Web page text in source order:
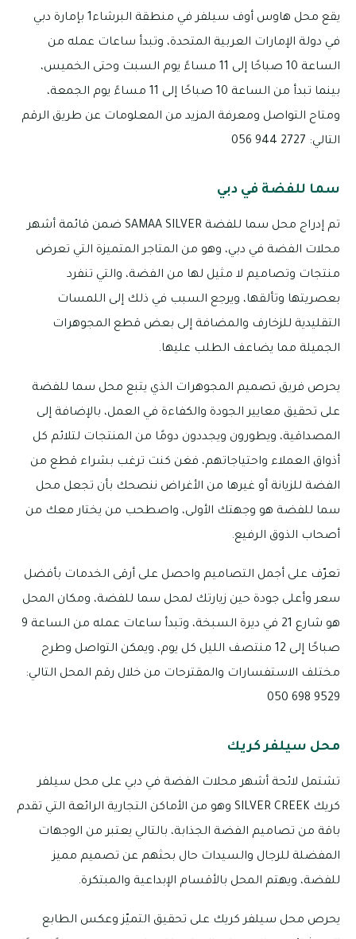
يقع محل هاوس أوف سيلفر في منطقة البرشاء1 بإمارة دبي
في دولة الإمارات العربية المتحدة، وتبدأ ساعات عمله من
الساعة 10 صباحًا إلى 11 مساءً يوم السبت وحتى الخميس،
بينما تبدأ من الساعة 10 صباحًا إلى 11 مساءً يوم الجمعة،
ومتاح التواصل ومعرفة المزيد من المعلومات عن طريق الرقم
التالي: 2727 944 056
سما للفضة في دبي
تم إدراج محل سما للفضة SAMAA SILVER ضمن قائمة أشهر
محلات الفضة في دبي، وهو من المتاجر المتميزة التي تعرض
منتجات وتصاميم لا مثيل لها من الفضة، والتي تنفرد
بعصريتها وتألقها، ويرجع السبب في ذلك إلى اللمسات
التقليدية للزخارف والمضافة إلى بعض قطع المجوهرات
الجميلة مما يضاعف الطلب عليها.
يحرص فريق تصميم المجوهرات الذي يتبع محل سما للفضة
على تحقيق معايير الجودة والكفاءة في العمل، بالإضافة إلى
المصداقية، ويطورون ويجددون دومًا من المنتجات لتلائم كل
أذواق العملاء واحتياجاتهم، فغن كنت ترغب بشراء قطع من
الفضة للزيانة أو غيرها من الأغراض ننصحك بأن تجعل محل
سما للفضة هو وجهتك الأولى، واصطحب من يختار معك من
أصحاب الذوق الرفيع.
تعرّف على أجمل التصاميم واحصل على أرقى الخدمات بأفضل
سعر وأعلى جودة حين زيارتك لمحل سما للفضة، ومكان المحل
هو شارع 21 في ديرة السبخة، وتبدأ ساعات عمله من الساعة 9
صباحًا إلى 12 منتصف الليل كل يوم، ويمكن التواصل وطرح
مختلف الاستفسارات والمقترحات من خلال رقم المحل التالي:
9529 698 050
محل سيلفر كريك
تشتمل لائحة أشهر محلات الفضة في دبي على محل سيلفر
كريك SILVER CREEK وهو من الأماكن التجارية الرائعة التي تقدم
باقة من تصاميم الفضة الجذابة، بالتالي يعتبر من الوجهات
المفضلة للرجال والسيدات حال بحثهم عن تصميم مميز
للفضة، ويهتم المحل بالأقسام الإبداعية والمبتكرة.
يحرص محل سيلفر كريك على تحقيق التميّز وعكس الطابع